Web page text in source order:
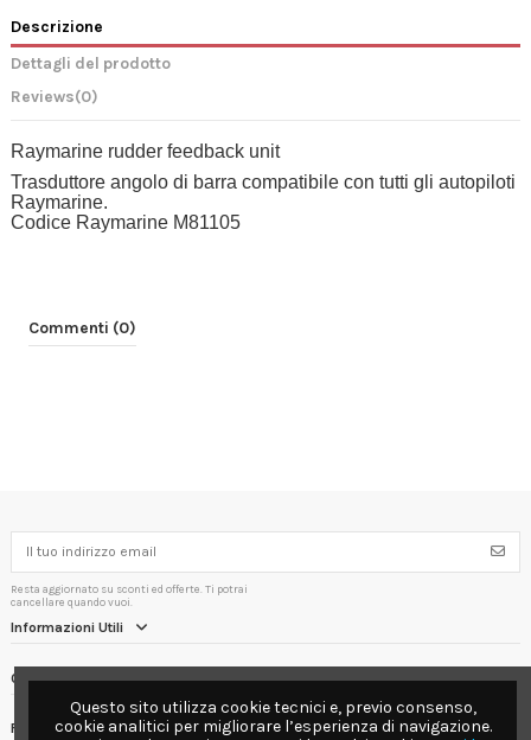
Descrizione
Dettagli del prodotto
Reviews(0)
Raymarine rudder feedback unit
Trasduttore angolo di barra compatibile con tutti gli autopiloti
Raymarine.
Codice Raymarine M81105
Commenti (0)
Resta aggiornato su sconti ed offerte. Ti potrai
cancellare quando vuoi.
Informazioni Utili
Contact us
Follow us
Questo sito utilizza cookie tecnici e, previo consenso,
cookie analitici per migliorare l’esperienza di navigazione.